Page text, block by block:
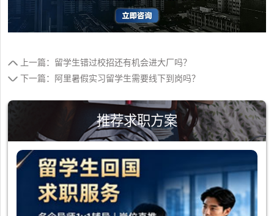
上一篇：留学生错过校招还有机会进大厂吗？
下一篇：阿里暑假实习留学生需要线下到岗吗？
推荐求职方案